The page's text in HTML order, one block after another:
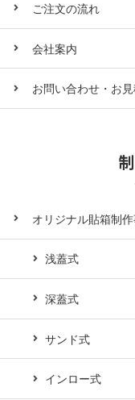
ご注文の流れ
会社案内
お問い合わせ・お見
オリジナル貼箱制
浅蓋式
深蓋式
サンド式
インロー式